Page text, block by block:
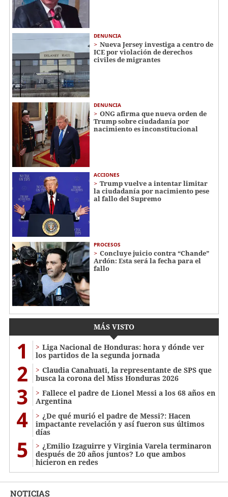
DENUNCIA
Nueva Jersey investiga a centro de
ICE por violación de derechos
civiles de migrantes
DENUNCIA
ONG afirma que nueva orden de
Trump sobre ciudadanía por
nacimiento es inconstitucional
ACCIONES
Trump vuelve a intentar limitar
la ciudadanía por nacimiento pese
al fallo del Supremo
PROCESOS
Concluye juicio contra “Chande”
Ardón: Esta será la fecha para el
fallo
MÁS VISTO
1
Liga Nacional de Honduras: hora y dónde ver
los partidos de la segunda jornada
2
Claudia Canahuati, la representante de SPS que
busca la corona del Miss Honduras 2026
3
Fallece el padre de Lionel Messi a los 68 años en
Argentina
4
¿De qué murió el padre de Messi?: Hacen
impactante revelación y así fueron sus últimos
días
5
¿Emilio Izaguirre y Virginia Varela terminaron
después de 20 años juntos? Lo que ambos
hicieron en redes
NOTICIAS